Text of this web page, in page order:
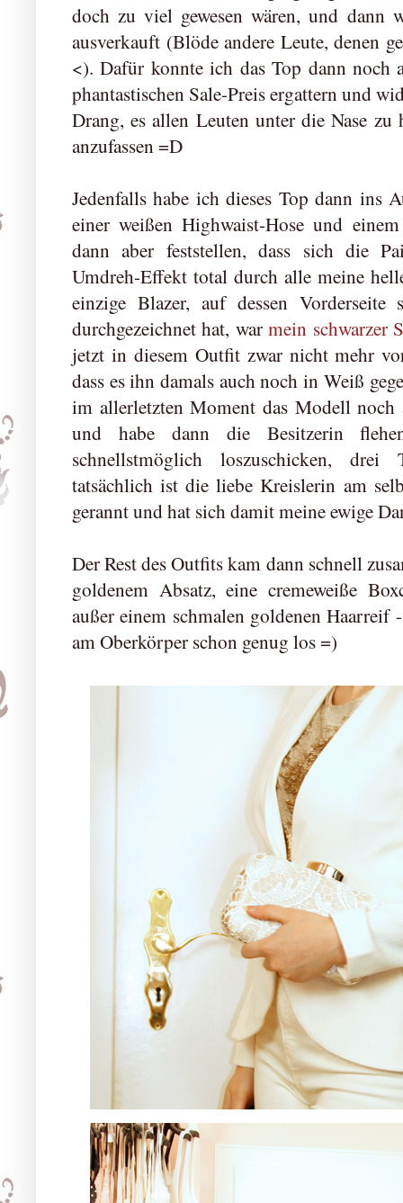
doch zu viel gewesen wären, und dann
ausverkauft (Blöde andere Leute, denen
<). Dafür konnte ich das Top dann noch
phantastischen Sale-Preis ergattern und
Drang, es allen Leuten unter die Nase
anzufassen =D
Jedenfalls habe ich dieses Top dann ins
einer weißen Highwaist-Hose und
dann aber feststellen, dass sich die
Umdreh-Effekt total durch alle meine
einzige Blazer, auf dessen
durchgezeichnet hat, warmein schwarzer
jetzt in diesem Outfit zwar nicht mehr
dass es ihn damals auch noch in Weiß
im allerletzten Moment das Modell noch
und habe dann die Besitzerin
schnellstmöglich loszuschicken,
tatsächlich ist die liebe Kreislerin am
gerannt und hat sich damit meine ewige
Der Rest des Outfits kam dann schnell
goldenem Absatz, eine cremeweiße
außer einem schmalen goldenen
am Oberkörper schon genug los =)